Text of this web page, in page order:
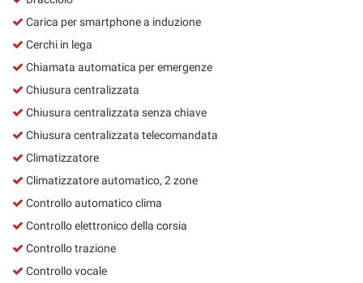
Carica per smartphone a induzione
Cerchi in lega
Chiamata automatica per emergenze
Chiusura centralizzata
Chiusura centralizzata senza chiave
Chiusura centralizzata telecomandata
Climatizzatore
Climatizzatore automatico, 2 zone
Controllo automatico clima
Controllo elettronico della corsia
Controllo trazione
Controllo vocale